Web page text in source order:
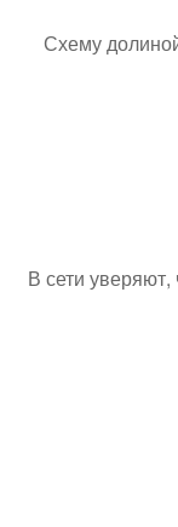
Схему
В сети уверяют,